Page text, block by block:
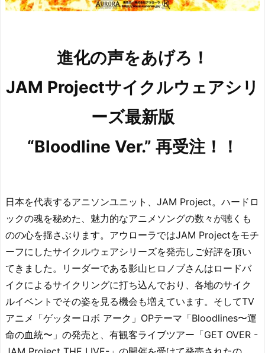
進化の声をあげろ！
JAM Projectサイクルウェアシリ
ーズ最新版
“Bloodline Ver.” 再受注！！
日本を代表するアニソンユニット、JAM Project。ハードロ
ックの魂を秘めた、魅力的なアニメソングの数々が聴くも
のの心を揺さぶります。アウローラではJAM Projectをモチ
ーフにしたサイクルウェアシリーズを発売しご好評を頂い
てきました。リーダーである影山ヒロノブさんはロードバ
イクによるサイクリングに打ち込んでおり、各地のサイク
ルイベントでその姿を見る機会も増えています。そしてTV
アニメ「ゲッターロボ アーク」OPテーマ「Bloodlines〜運
命の血統〜」の発売と、有観客ライブツアー「GET OVER -